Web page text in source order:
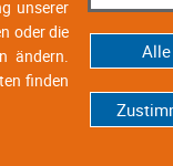
unserer
oder die
ändern.
finden